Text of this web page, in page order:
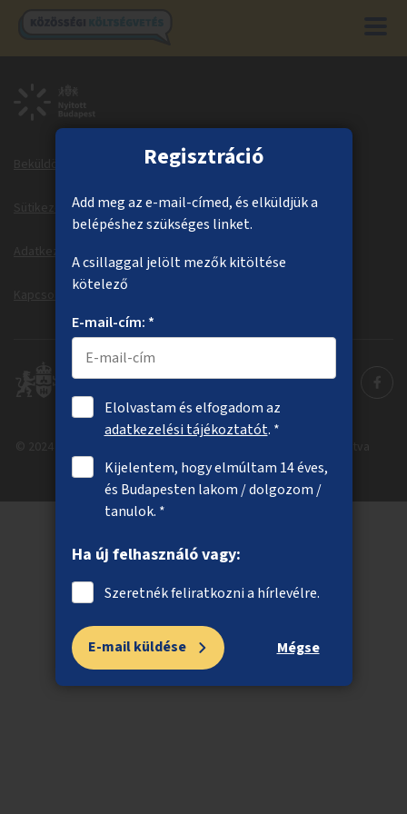
Regisztráció
Add meg az e-mail-címed, és elküldjük a
belépéshez szükséges linket.
A csillaggal jelölt mezők kitöltése
kötelező
E-mail-cím: *
Elolvastam és elfogadom az
adatkezelési tájékoztatót. *
Kijelentem, hogy elmúltam 14 éves,
és Budapesten lakom / dolgozom /
tanulok. *
Ha új felhasználó vagy:
Szeretnék feliratkozni a hírlevélre.
E-mail küldése Mégse
Megvalósuló ötletek
Sütikezelés Sütitájékoztató
Dokumentumok